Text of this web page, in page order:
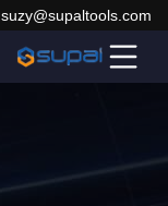
suzy@supaltools.com